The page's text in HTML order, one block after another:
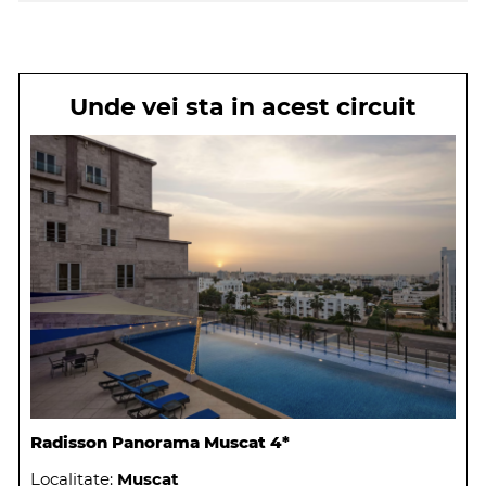
Unde vei sta in acest circuit
Radisson Panorama Muscat 4*
Localitate: Muscat